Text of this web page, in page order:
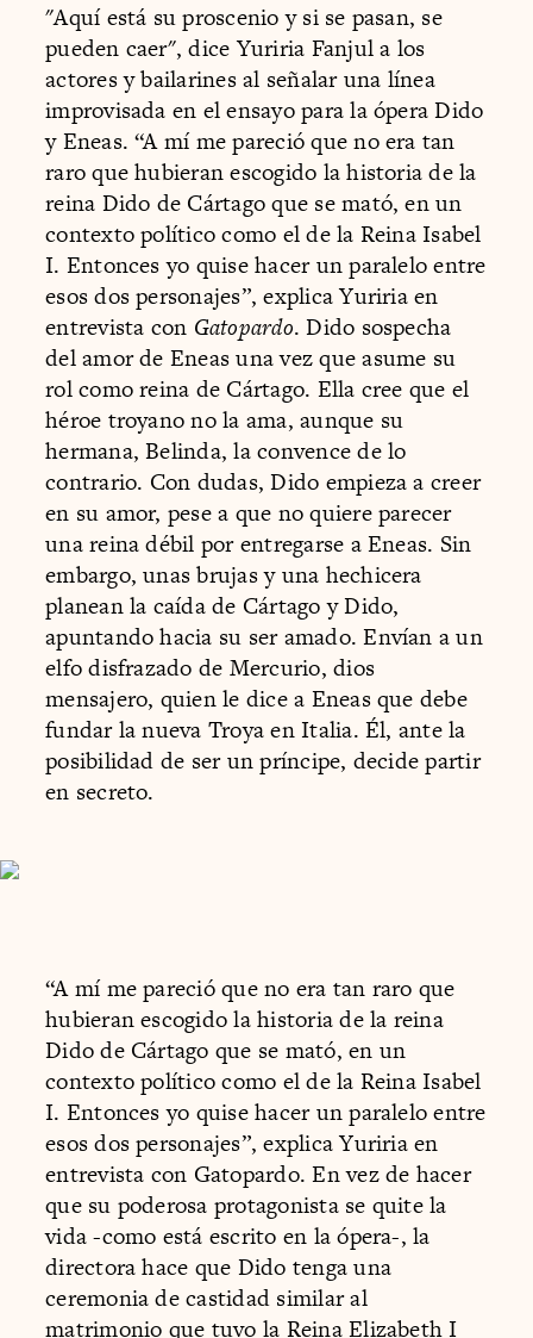
"Aquí está su proscenio y si se pasan, se
pueden caer", dice Yuriria Fanjul a los
actores y bailarines al señalar una línea
improvisada en el ensayo para la ópera Dido
y Eneas. “A mí me pareció que no era tan
raro que hubieran escogido la historia de la
reina Dido de Cártago que se mató, en un
contexto político como el de la Reina Isabel
I. Entonces yo quise hacer un paralelo entre
esos dos personajes”, explica Yuriria en
entrevista con Gatopardo. Dido sospecha
del amor de Eneas una vez que asume su
rol como reina de Cártago. Ella cree que el
héroe troyano no la ama, aunque su
hermana, Belinda, la convence de lo
contrario. Con dudas, Dido empieza a creer
en su amor, pese a que no quiere parecer
una reina débil por entregarse a Eneas. Sin
embargo, unas brujas y una hechicera
planean la caída de Cártago y Dido,
apuntando hacia su ser amado. Envían a un
elfo disfrazado de Mercurio, dios
mensajero, quien le dice a Eneas que debe
fundar la nueva Troya en Italia. Él, ante la
posibilidad de ser un príncipe, decide partir
en secreto.
“A mí me pareció que no era tan raro que
hubieran escogido la historia de la reina
Dido de Cártago que se mató, en un
contexto político como el de la Reina Isabel
I. Entonces yo quise hacer un paralelo entre
esos dos personajes”, explica Yuriria en
entrevista con Gatopardo. En vez de hacer
que su poderosa protagonista se quite la
vida -como está escrito en la ópera-, la
directora hace que Dido tenga una
ceremonia de castidad similar al
matrimonio que tuvo la Reina Elizabeth I